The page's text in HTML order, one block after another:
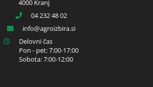
4000 Kranj
04 232 48 02
info
agroizbira.si
Delovni čas
Pon - pet: 7:00-17:00
Sobota: 7:00-12:00